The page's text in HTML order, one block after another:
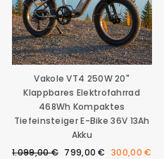
Vakole VT4 250W 20"
Klappbares Elektrofahrrad
468Wh Kompaktes
Tiefeinsteiger E-Bike 36V 13Ah
Akku
Normaler
1.099,00 € Sonderpreis
799,00 € 300,00 €